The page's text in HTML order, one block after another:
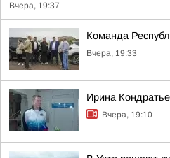
Вчера, 19:37
Команда
Вчера, 19:33
Ирина
Вчера, 19:10